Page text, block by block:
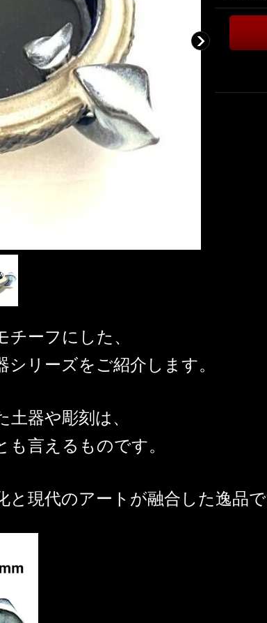
チーフにした、
リーズをご紹介します。
器や彫刻は、
も言えるものです。
と現代のアートが融合した逸品